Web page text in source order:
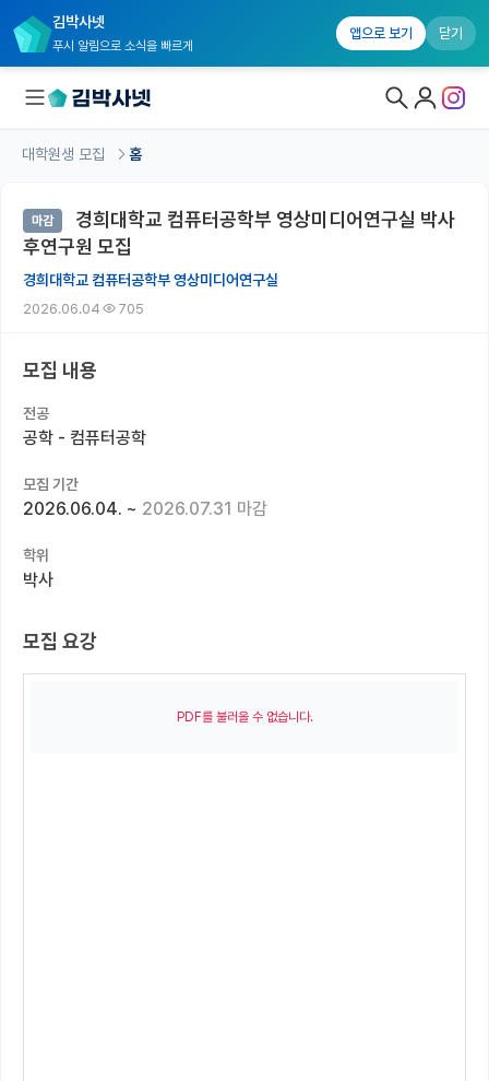
김박사넷
푸시 알림으로 소식을 빠르게
앱으로 보기 닫기
대학원생 모집 홈
기관별 모집 정보
연구실별 모집 정보
전공별 모집 정보
국내대학원 정보
연구실&오픈랩
커리어
대학원생 모집 홈
마감
경희대학교 컴퓨터공학부 영상미디어연구실 박사
후연구원 모집
경희대학교 컴퓨터공학부 영상미디어연구실
2026.06.04 705
모집 내용
전공
공학 - 컴퓨터공학
모집 기간
2026.06.04. ~ 2026.07.31 마감
학위
박사
모집 요강
PDF를 불러올 수 없습니다.